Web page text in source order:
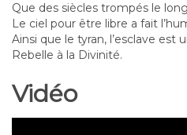
Que des siècles trompés le
Le ciel pour être libre a fait
Ainsi que le tyran, l’esclave est
Rebelle à la Divinité.
Vidéo